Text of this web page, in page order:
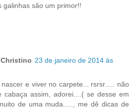
galinhas são um primor!!
23 de janeiro de 2014 às
e viver no carpete... rsrsr..... não
cabaça assim, adorei....( se desse em
de uma muda....., me dê dicas de